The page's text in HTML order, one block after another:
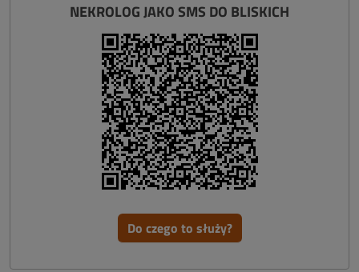
NEKROLOG JAKO SMS DO BLISKICH
Do czego to służy?